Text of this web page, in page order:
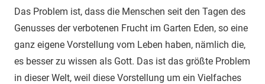
Das Problem ist, dass die Menschen seit den Tagen des
Genusses der verbotenen Frucht im Garten Eden, so eine
ganz eigene Vorstellung vom Leben haben, nämlich die,
es besser zu wissen als Gott. Das ist das größte Problem
in dieser Welt, weil diese Vorstellung um ein Vielfaches